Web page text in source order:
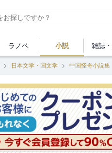
ラノベ 小説 雑誌・
日本文学・国文学 中国怪奇小説集